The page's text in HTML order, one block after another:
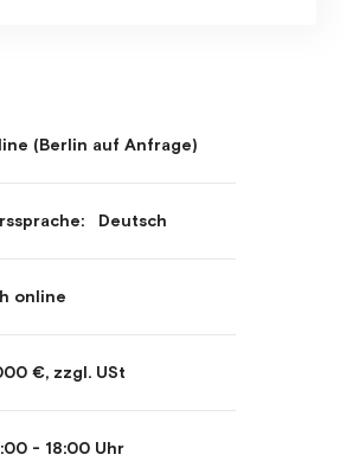
(Berlin auf Anfrage)
Deutsch
online
€, zzgl. USt
- 18:00 Uhr